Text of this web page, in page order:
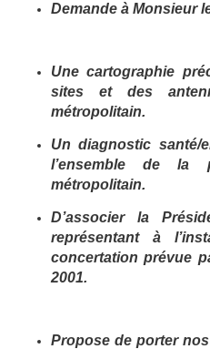
Demande à Monsieur
Une cartographie
sites et des
métropolitain.
Un diagnostic santé/
l’ensemble de la
métropolitain.
D’associer la
représentant à
concertation prévue
2001.
Propose de porter